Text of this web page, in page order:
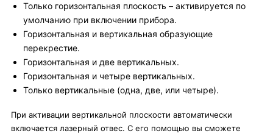
Только горизонтальная плоскость – активируется по
умолчанию при включении прибора.
Горизонтальная и вертикальная образующие
перекрестие.
Горизонтальная и две вертикальных.
Горизонтальная и четыре вертикальных.
Только вертикальные (одна, две, или четыре).
При активации вертикальной плоскости автоматически
включается лазерный отвес. С его помощью вы сможете